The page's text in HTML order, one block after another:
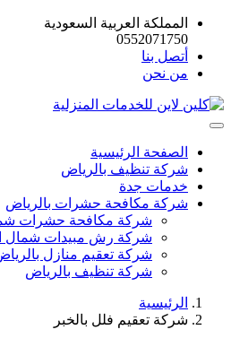
المملكة العربية السعودية
0552071750
أتصل بنا
من نحن
الصفحة الرئيسية
شركة تنظيف بالرياض
خدمات جدة
شركة مكافحة حشرات بالرياض
شركة مكافحة حشرات
شركة رش مبيدات شمال
شركة تعقيم منازل
شركة تنظيف بالرياض
الرئيسية
شركة تعقيم فلل بالخبر